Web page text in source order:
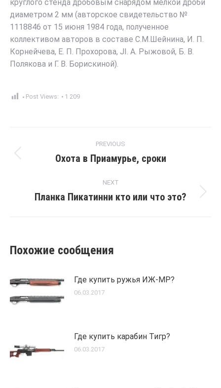
круглого стенда дробовым снарядом мелкой дроби
диаметром 2 мм (авторское свидетельство №
1118846 от 15 июня 1984 года, полученное
коллективом авторов в составе С.М.Шейнина, И. П.
Корнейчева, Е. П. Прохорова, JI. А. Рыжовой, Б. В.
Полякова и Г. В. Борискиной).
Post Views: 1 209
navigation
PREVIOUS
Previous
Охота в Приамурье, сроки
NEXT
Next
Планка Пикатинни кто или что это?
Похожие сообщения
Где купить ружья ИЖ-МР?
06.03.2017
Где купить карабин Тигр?
06.03.2017